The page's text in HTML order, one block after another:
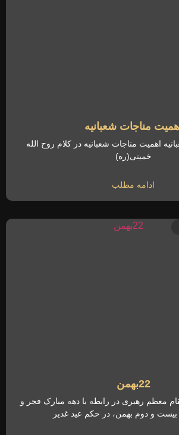
اهمیت مناجات شعبانیه
اهمیت مناجات شعبانیه در کلام روح الله
خمینی(ره)
ادامه مطلب
22بهمن
معظم رهبری در رابطه با دهه مبارک فجر و